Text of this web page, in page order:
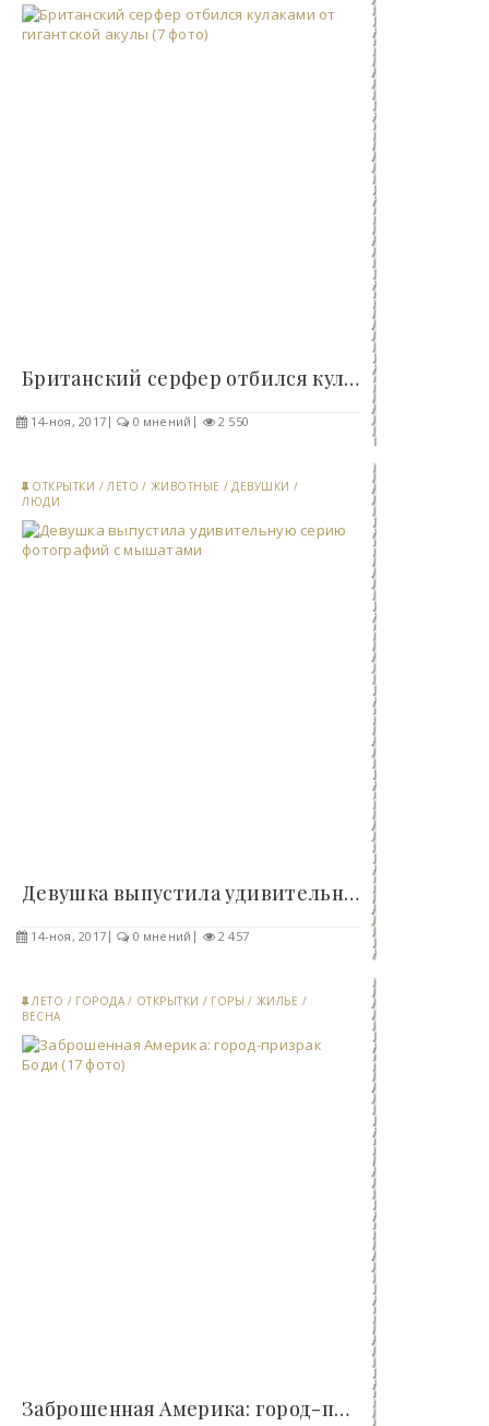
Британский серфер отбился кулаками от гигантской..
14-ноя, 2017 0 мнений 2 550
ОТКРЫТКИ / ЛЕТО / ЖИВОТНЫЕ / ДЕВУШКИ /
ЛЮДИ
Девушка выпустила удивительную серию фотографий с..
14-ноя, 2017 0 мнений 2 457
ЛЕТО / ГОРОДА / ОТКРЫТКИ / ГОРЫ / ЖИЛЬЕ /
ВЕСНА
Заброшенная Америка: город-призрак Боди (17 фото)..